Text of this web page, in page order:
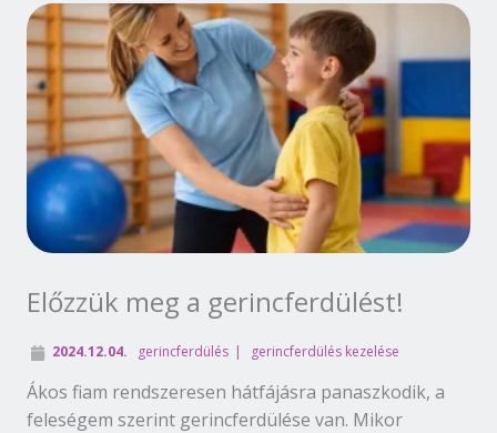
Előzzük meg a gerincferdülést!
2024.12.04. gerincferdülés gerincferdülés kezelése
Ákos fiam rendszeresen hátfájásra panaszkodik, a
feleségem szerint gerincferdülése van. Mikor